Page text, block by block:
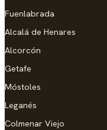
Fuenlabrada
Alcalá de Henares
Alcorcón
Getafe
Móstoles
Leganés
Colmenar Viejo